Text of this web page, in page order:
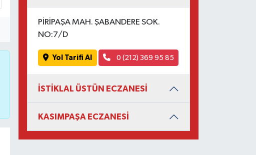
PİRİPAŞA MAH. ŞABANDERE SOK.
NO:7/D
Yol Tarifi Al 0 (212) 369 95 85
İSTİKLAL ÜSTÜN ECZANESİ
KASIMPAŞA ECZANESİ